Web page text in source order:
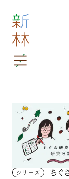
メイン コンテン
MENU
シリーズ ち